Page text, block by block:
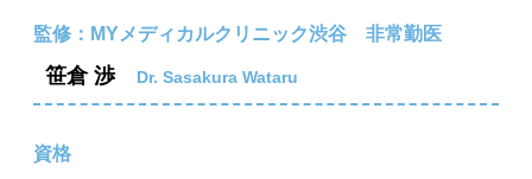
監修：MYメディカルクリニック渋谷 非常勤医
笹倉 渉 Dr. Sasakura Wataru
資格